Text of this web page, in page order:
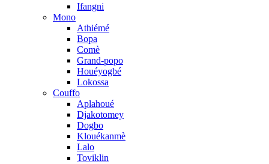
Ifangni
Mono
Athiémé
Bopa
Comè
Grand-popo
Houéyogbé
Lokossa
Couffo
Aplahoué
Djakotomey
Dogbo
Klouékanmè
Lalo
Toviklin